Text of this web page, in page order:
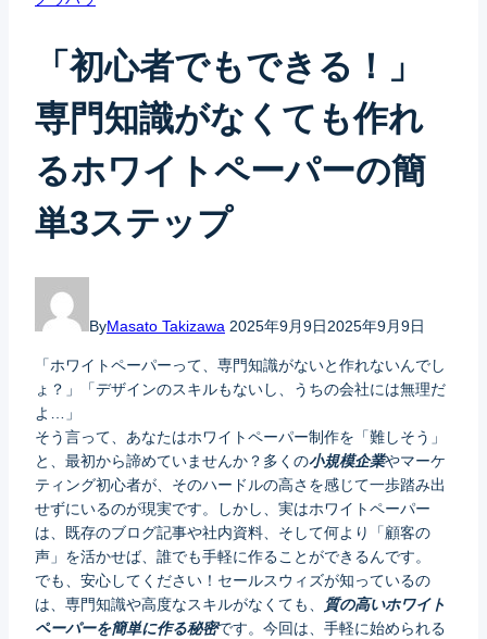
「初心者でもできる！」
専門知識がなくても作れ
るホワイトペーパーの簡
単3ステップ
ByMasato Takizawa 2025年9月9日2025年9月9日
「ホワイトペーパーって、専門知識がないと作れないんでし
ょ？」「デザインのスキルもないし、うちの会社には無理だ
よ…」
そう言って、あなたはホワイトペーパー制作を「難しそう」
と、最初から諦めていませんか？多くの小規模企業やマーケ
ティング初心者が、そのハードルの高さを感じて一歩踏み出
せずにいるのが現実です。しかし、実はホワイトペーパー
は、既存のブログ記事や社内資料、そして何より「顧客の
声」を活かせば、誰でも手軽に作ることができるんです。
でも、安心してください！セールスウィズが知っているの
は、専門知識や高度なスキルがなくても、
質の高いホワイト
ペーパーを簡単に作る秘密です。今回は、手軽に始められる